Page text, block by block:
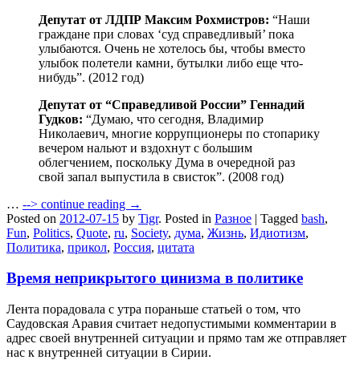
Депутат от ЛДПР Максим Рохмистров: “Наши
граждане при словах ‘суд справедливый’ пока
улыбаются. Очень не хотелось бы, чтобы вместо
улыбок полетели камни, бутылки либо еще что-
нибудь”. (2012 год)
Депутат от “Справедливой России” Геннадий
Гудков: “Думаю, что сегодня, Владимир
Николаевич, многие коррупционеры по стопарику
вечером нальют и вздохнут с большим
облегчением, поскольку Дума в очередной раз
свой запал выпустила в свисток”. (2008 год)
… --> continue reading →
Posted on 2012-07-15 by Tigr. Posted in Разное | Tagged bash,
Fun, Politics, Quote, ru, Society, дума, Жизнь, Идиотизм,
Политика, прикол, Россия, цитата
Время неприкрытого цинизма в политике
Лента порадовала с утра пораньше статьей о том, что
Саудовская Аравия считает недопустимыми комментарии в
адрес своей внутренней ситуации и прямо там же отправляет
нас к внутренней ситуации в Сирии.